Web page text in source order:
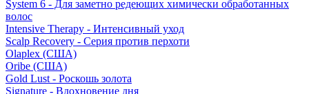
System 6 - Для заметно редеющих химически обработанных
волос
Intensive Therapy - Интенсивный уход
Scalp Recovery - Серия против перхоти
Olaplex (США)
Oribe (США)
Gold Lust - Роскошь золота
Signature - Вдохновение дня